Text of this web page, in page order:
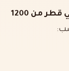
يبدأ راتب الخادمة الإثيوبية في قطر من 1200